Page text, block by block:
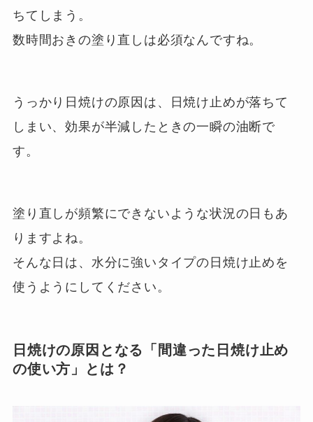
ちてしまう。
数時間おきの塗り直しは必須なんですね。
うっかり日焼けの原因は、日焼け止めが落ちて
しまい、効果が半減したときの一瞬の油断で
す。
塗り直しが頻繁にできないような状況の日もあ
りますよね。
そんな日は、水分に強いタイプの日焼け止めを
使うようにしてください。
日焼けの原因となる「間違った日焼け止め
の使い方」とは？